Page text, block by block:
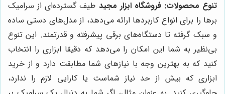
تنوع محصولات: فروشگاه ابزار مجید طیف گسترده‌ای از سرامیک
برها را برای انواع کاربردها ارائه می‌دهد، از مدل‌های دستی ساده
و سبک گرفته تا دستگاه‌های برقی پیشرفته و قدرتمند. این تنوع
بی‌نظیر به شما این امکان را می‌دهد که دقیقا ابزاری را انتخاب
کنید که به بهترین وجه با نیازهای شما مطابقت دارد و از خرید
ابزاری که بیش از حد نیاز شماست یا کارایی لازم را ندارد،